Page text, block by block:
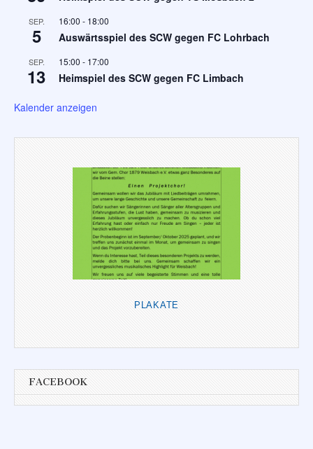
SEP.
5
16:00 - 18:00
Auswärtsspiel des SCW gegen FC Lohrbach
SEP.
13
15:00 - 17:00
Heimspiel des SCW gegen FC Limbach
Kalender anzeigen
PLAKATE
FACEBOOK